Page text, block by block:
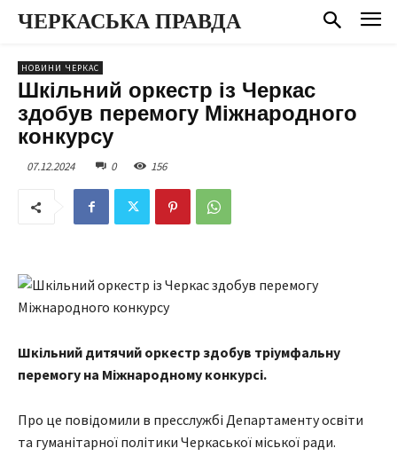
ЧЕРКАСЬКА ПРАВДА
НОВИНИ ЧЕРКАС
Шкільний оркестр із Черкас
здобув перемогу Міжнародного
конкурсу
07.12.2024 0 156
Шкільний дитячий оркестр здобув тріумфальну
перемогу на Міжнародному конкурсі.
Про це повідомили в пресслужбі Департаменту освіти
та гуманітарної політики Черкаської міської ради.